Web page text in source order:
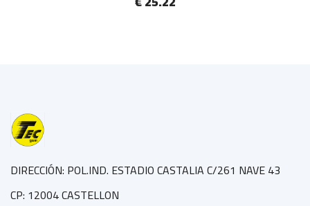
DIRECCIÓN: POL.IND. ESTADIO CASTALIA C/261 NAVE 43
CP: 12004 CASTELLON